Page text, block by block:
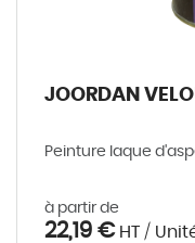
JOORDAN
Peinture laque
à partir de
22,19 €HT /